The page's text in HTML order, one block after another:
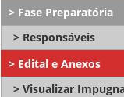
Fase Preparatória
Responsáveis
Edital e Anexos
Visualizar